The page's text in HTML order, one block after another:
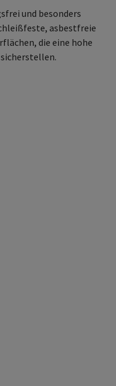
und besonders
asbestfreie
die eine hohe